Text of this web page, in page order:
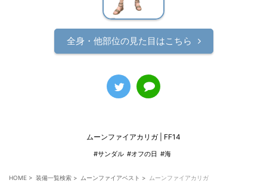
全身・他部位の見た目はこちら
ムーンファイアカリガ | FF14
#サンダル #オフの日 #海
HOME > 装備一覧検索 > ムーンファイアベスト > ムーンファイアカリガ